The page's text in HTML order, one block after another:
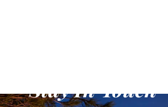
Stay In Touch